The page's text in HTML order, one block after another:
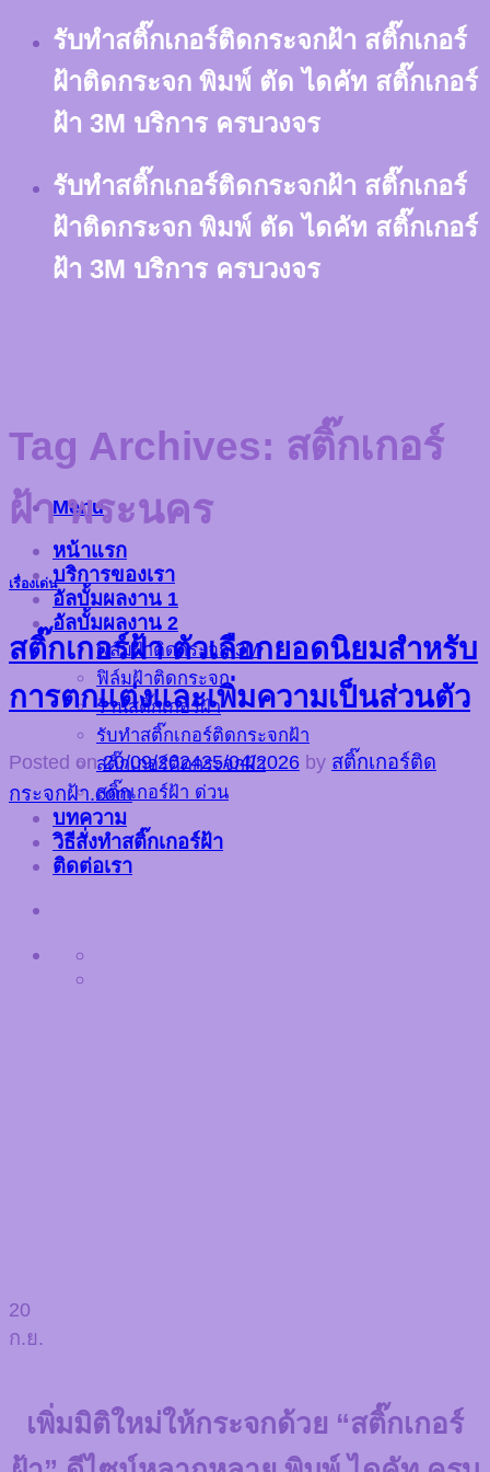
content
รับทำสติ๊กเกอร์ติดกระจกฝ้า สติ๊กเกอร์
ฝ้าติดกระจก พิมพ์ ตัด ไดคัท สติ๊กเกอร์
ฝ้า 3M บริการ ครบวงจร
รับทำสติ๊กเกอร์ติดกระจกฝ้า สติ๊กเกอร์
ฝ้าติดกระจก พิมพ์ ตัด ไดคัท สติ๊กเกอร์
ฝ้า 3M บริการ ครบวงจร
Menu
หน้าแรก
บริการของเรา
อัลบั้มผลงาน 1
อัลบั้มผลงาน 2
ฟิล์มฝ้าติดกระจก 3M
ฟิล์มฝ้าติดกระจก
ร้านสติ๊กเกอร์ฝ้า
รับทำสติ๊กเกอร์ติดกระจกฝ้า
สติ๊กเกอร์ติดกระจกฝ้า
สติ๊กเกอร์ฝ้า ด่วน
บทความ
วิธีสั่งทำสติ๊กเกอร์ฝ้า
ติดต่อเรา
Tag Archives: สติ๊กเกอร์
ฝ้า พระนคร
เรื่องเด่น
สติ๊กเกอร์ฝ้า ตัวเลือกยอดนิยมสำหรับ
การตกแต่งและเพิ่มความเป็นส่วนตัว
Posted on20/09/202425/04/2026 by สติ๊กเกอร์ติด
กระจกฝ้า.com
20
ก.ย.
เพิ่มมิติใหม่ให้กระจกด้วย “สติ๊กเกอร์